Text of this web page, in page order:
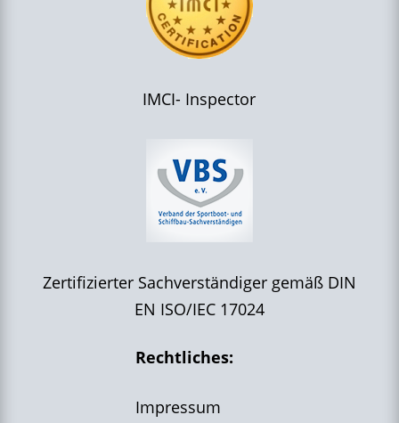
IMCI- Inspector
Zertifizierter Sachverständiger gemäß DIN
EN ISO/IEC 17024
Rechtliches:
Impressum